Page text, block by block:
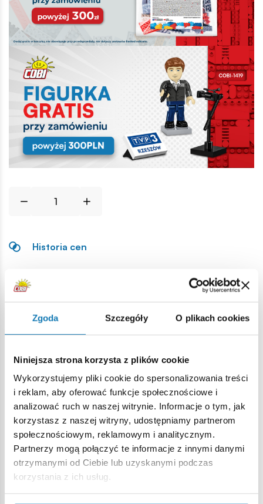
Zgoda Szczegóły O plikach cookies
Niniejsza strona korzysta z plików cookie
Wykorzystujemy pliki cookie do spersonalizowania treści
i reklam, aby oferować funkcje społecznościowe i
analizować ruch w naszej witrynie. Informacje o tym, jak
korzystasz z naszej witryny, udostępniamy partnerom
społecznościowym, reklamowym i analitycznym.
Partnerzy mogą połączyć te informacje z innymi danymi
otrzymanymi od Ciebie lub uzyskanymi podczas
korzystania z ich usług.
Historia cen
Opis
Lokalizacja produktu:
Ostrzeżenie
Nieodpowiednie dla dzieci w wieku poniżej 3 lat. Zawiera
małe części, które mogą zostać połknięte lub wchłonięte
(ryzyko zadławienia). Zalecamy zachowanie opakowania w
celach informacyjnych. Zachowuje się prawo do zmiany
kolorów i szczegółów technicznych.